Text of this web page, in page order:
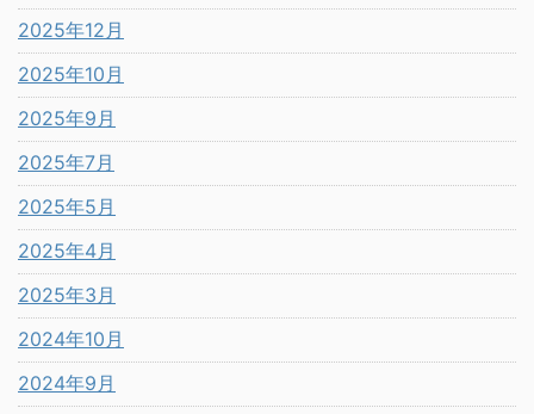
2025年12月
2025年10月
2025年9月
2025年7月
2025年5月
2025年4月
2025年3月
2024年10月
2024年9月